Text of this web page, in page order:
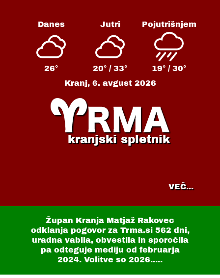
Danes
26°
Jutri
20° / 33°
Pojutrišnjem
19° / 30°
Kranj, 6. avgust 2026
kranjski spletnik
VEČ...
Župan Kranja Matjaž Rakovec
odklanja pogovor za Trma.si 562 dni,
uradna vabila, obvestila in sporočila
pa odteguje mediju od februarja
2024. Volitve so 2026.....